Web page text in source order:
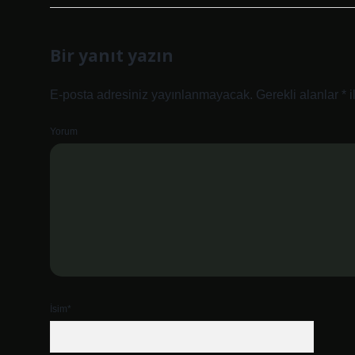
Bir yanıt yazın
E-posta adresiniz yayınlanmayacak. Gerekli alanlar *
Yorum
İsim*